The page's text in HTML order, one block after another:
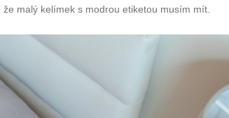
malý kelímek s modrou etiketou musím mít.